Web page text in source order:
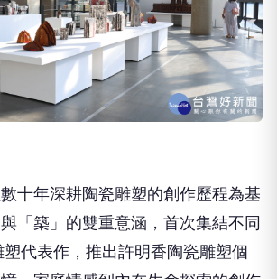
十年深耕陶瓷雕塑的創作歷程為基
「築」的雙重意涵，首次集結不同
代表作，推出許明香陶瓷雕塑個